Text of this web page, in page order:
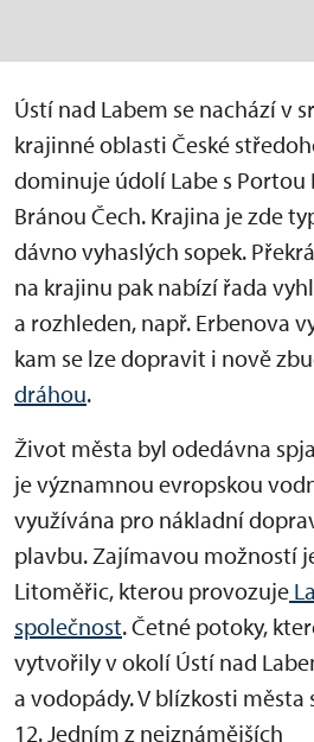
Ústí nad Labem se nachází v
krajinné oblasti České
dominuje údolí Labe s Portou
Bránou Čech. Krajina je zde
dávno vyhaslých sopek.
na krajinu pak nabízí řada
a rozhleden, např. Erbenova
kam se lze dopravit i nově
dráhou.
Život města byl odedávna
je významnou evropskou
využívána pro nákladní
plavbu. Zajímavou možností
Litoměřic, kterou provozuje
společnost. Četné potoky,
vytvořily v okolí Ústí nad
a vodopády. V blízkosti města
12. Jedním z nejznámějších